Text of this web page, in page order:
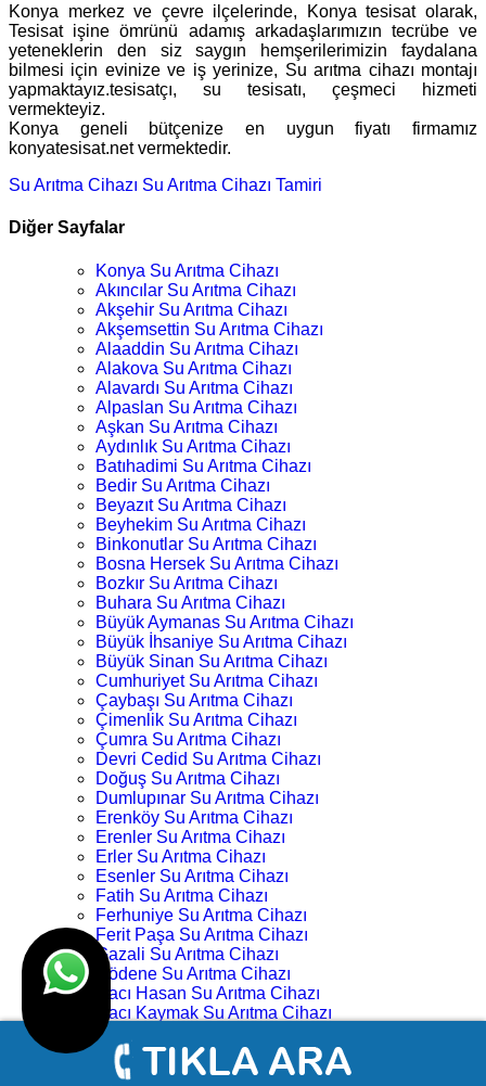
Konya merkez ve çevre ilçelerinde, Konya tesisat olarak,
Tesisat işine ömrünü adamış arkadaşlarımızın tecrübe ve
yeteneklerin den siz saygın hemşerilerimizin faydalana
bilmesi için evinize ve iş yerinize, Su arıtma cihazı montajı
yapmaktayız.tesisatçı, su tesisatı, çeşmeci hizmeti
vermekteyiz.
Konya geneli bütçenize en uygun fiyatı firmamız
konyatesisat.net vermektedir.
Su Arıtma Cihazı Su Arıtma Cihazı Tamiri
Diğer Sayfalar
Konya Su Arıtma Cihazı
Akıncılar Su Arıtma Cihazı
Akşehir Su Arıtma Cihazı
Akşemsettin Su Arıtma Cihazı
Alaaddin Su Arıtma Cihazı
Alakova Su Arıtma Cihazı
Alavardı Su Arıtma Cihazı
Alpaslan Su Arıtma Cihazı
Aşkan Su Arıtma Cihazı
Aydınlık Su Arıtma Cihazı
Batıhadimi Su Arıtma Cihazı
Bedir Su Arıtma Cihazı
Beyazıt Su Arıtma Cihazı
Beyhekim Su Arıtma Cihazı
Binkonutlar Su Arıtma Cihazı
Bosna Hersek Su Arıtma Cihazı
Bozkır Su Arıtma Cihazı
Buhara Su Arıtma Cihazı
Büyük Aymanas Su Arıtma Cihazı
Büyük İhsaniye Su Arıtma Cihazı
Büyük Sinan Su Arıtma Cihazı
Cumhuriyet Su Arıtma Cihazı
Çaybaşı Su Arıtma Cihazı
Çimenlik Su Arıtma Cihazı
Çumra Su Arıtma Cihazı
Devri Cedid Su Arıtma Cihazı
Doğuş Su Arıtma Cihazı
Dumlupınar Su Arıtma Cihazı
Erenköy Su Arıtma Cihazı
Erenler Su Arıtma Cihazı
Erler Su Arıtma Cihazı
Esenler Su Arıtma Cihazı
Fatih Su Arıtma Cihazı
Ferhuniye Su Arıtma Cihazı
Ferit Paşa Su Arıtma Cihazı
Gazali Su Arıtma Cihazı
Gödene Su Arıtma Cihazı
Hacı Hasan Su Arıtma Cihazı
Hacı Kaymak Su Arıtma Cihazı
Hacı Yusuf Mescit Su Arıtma Cihazı
Hacıveyiszade Su Arıtma Cihazı
Hamza Oğlu Su Arıtma Cihazı